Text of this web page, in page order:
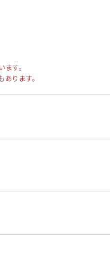
す。
ります。